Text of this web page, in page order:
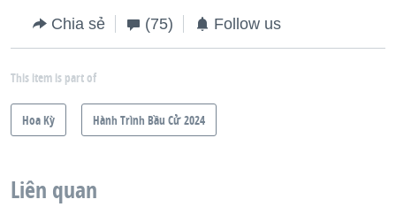
Chia sẻ (75) Follow us
This item is part of
Hoa Kỳ Hành Trình Bầu Cử 2024
Liên quan